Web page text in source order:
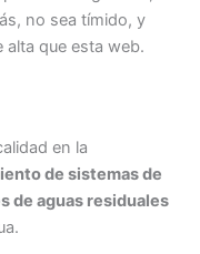
no sea tímido, y
alta que esta web.
en la
de sistemas de
de aguas residuales